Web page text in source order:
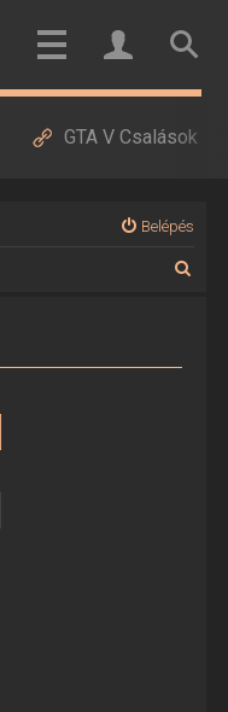
GTA V Csalások
Belépés